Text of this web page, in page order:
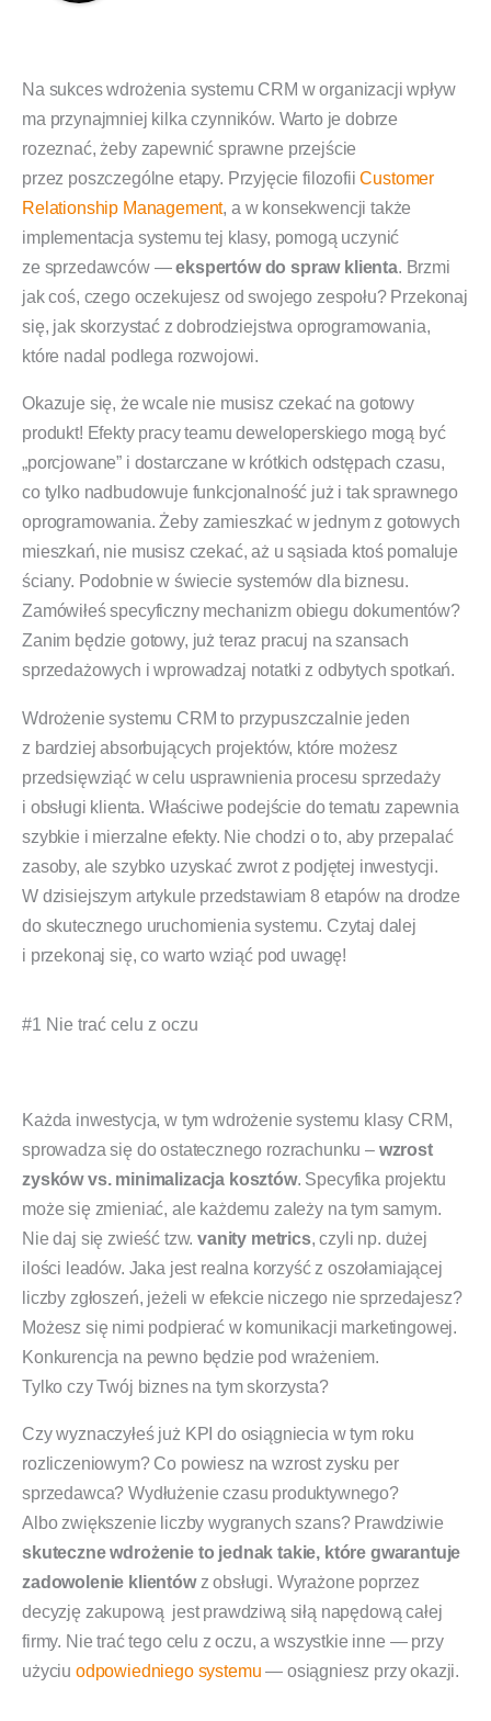
Na sukces wdrożenia systemu CRM w organizacji wpływ
ma przynajmniej kilka czynników. Warto je dobrze
rozeznać, żeby zapewnić sprawne przejście
przez poszczególne etapy. Przyjęcie filozofiiCustomer
Relationship Management, a w konsekwencji także
implementacja systemu tej klasy, pomogą uczynić
ze sprzedawców —ekspertów do spraw klienta. Brzmi
jak coś, czego oczekujesz od swojego zespołu? Przekonaj
się, jak skorzystać z dobrodziejstwa oprogramowania,
które nadal podlega rozwojowi.
Okazuje się, że wcale nie musisz czekać na gotowy
produkt! Efekty pracy teamu deweloperskiego mogą być
„porcjowane” i dostarczane w krótkich odstępach czasu,
co tylko nadbudowuje funkcjonalność już i tak sprawnego
oprogramowania. Żeby zamieszkać w jednym z gotowych
mieszkań, nie musisz czekać, aż u sąsiada ktoś pomaluje
ściany. Podobnie w świecie systemów dla biznesu.
Zamówiłeś specyficzny mechanizm obiegu dokumentów?
Zanim będzie gotowy, już teraz pracuj na szansach
sprzedażowych i wprowadzaj notatki z odbytych spotkań.
Wdrożenie systemu CRM to przypuszczalnie jeden
z bardziej absorbujących projektów, które możesz
przedsięwziąć w celu usprawnienia procesu sprzedaży
i obsługi klienta. Właściwe podejście do tematu zapewnia
szybkie i mierzalne efekty. Nie chodzi o to, aby przepalać
zasoby, ale szybko uzyskać zwrot z podjętej inwestycji.
W dzisiejszym artykule przedstawiam 8 etapów na drodze
do skutecznego uruchomienia systemu. Czytaj dalej
i przekonaj się, co warto wziąć pod uwagę!
#1 Nie trać celu z oczu
Każda inwestycja, w tym wdrożenie systemu klasy CRM,
sprowadza się do ostatecznego rozrachunku – wzrost
zysków vs. minimalizacja kosztów. Specyfika projektu
może się zmieniać, ale każdemu zależy na tym samym.
Nie daj się zwieść tzw.vanity metrics, czyli np. dużej
ilości leadów. Jaka jest realna korzyść z oszołamiającej
liczby zgłoszeń, jeżeli w efekcie niczego nie sprzedajesz?
Możesz się nimi podpierać w komunikacji marketingowej.
Konkurencja na pewno będzie pod wrażeniem.
Tylko czy Twój biznes na tym skorzysta?
Czy wyznaczyłeś już KPI do osiągniecia w tym roku
rozliczeniowym? Co powiesz na wzrost zysku per
sprzedawca? Wydłużenie czasu produktywnego?
Albo zwiększenie liczby wygranych szans? Prawdziwie
skuteczne wdrożenie to jednak takie, które gwarantuje
zadowolenie klientówz obsługi. Wyrażone poprzez
decyzję zakupową jest prawdziwą siłą napędową całej
firmy. Nie trać tego celu z oczu, a wszystkie inne — przy
użyciu odpowiedniego systemu — osiągniesz przy okazji.